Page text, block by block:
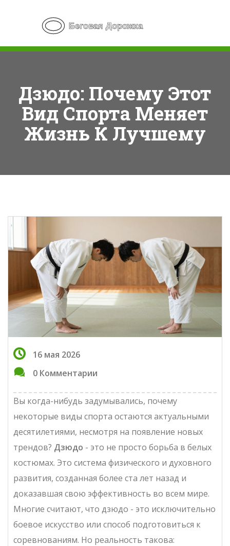
Дзюдо: Почему Этот
Вид Спорта Меняет
Жизнь К Лучшему
16 мая 2026
0 Комментарии
Вы когда-нибудь задумывались, почему
некоторые виды спорта остаются актуальными
десятилетиями, несмотря на появление новых
трендов? Дзюдо - это не просто борьба в белых
костюмах. Это система физического и духовного
развития, созданная более ста лет назад и
доказавшая свою эффективность во всем мире.
Многие считают, что дзюдо - это исключительно
боевое искусство или способ подготовиться к
соревнованиям. Но реальность такова: